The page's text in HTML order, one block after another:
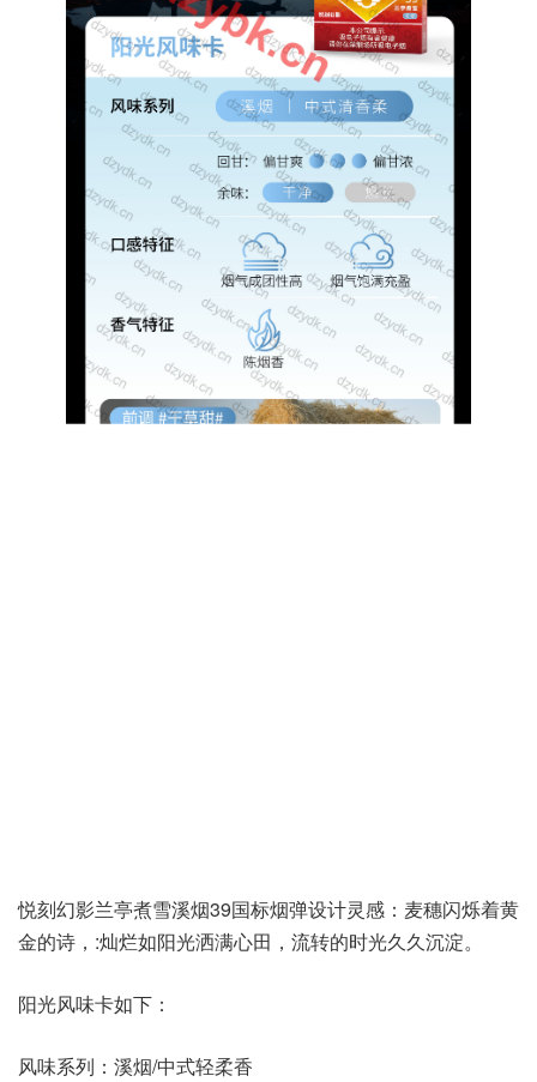
悦刻幻影兰亭煮雪溪烟39国标烟弹设计灵感：麦穗闪烁着黄
金的诗，:灿烂如阳光洒满心田，流转的时光久久沉淀。
阳光风味卡如下：
风味系列：溪烟/中式轻柔香